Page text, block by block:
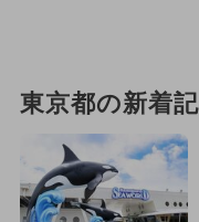
東京都の新着